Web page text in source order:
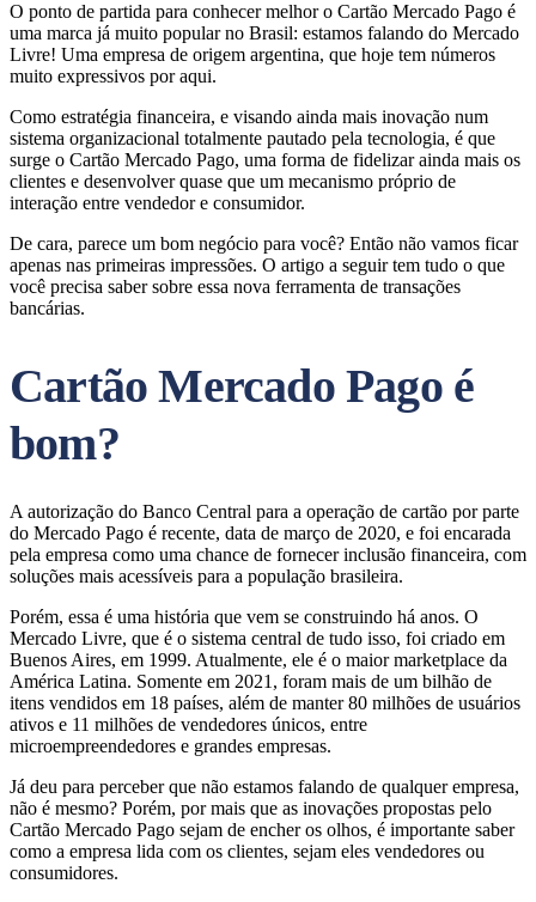
O ponto de partida para conhecer melhor o Cartão Mercado Pago é
uma marca já muito popular no Brasil: estamos falando do Mercado
Livre! Uma empresa de origem argentina, que hoje tem números
muito expressivos por aqui.
Como estratégia financeira, e visando ainda mais inovação num
sistema organizacional totalmente pautado pela tecnologia, é que
surge o Cartão Mercado Pago, uma forma de fidelizar ainda mais os
clientes e desenvolver quase que um mecanismo próprio de
interação entre vendedor e consumidor.
De cara, parece um bom negócio para você? Então não vamos ficar
apenas nas primeiras impressões. O artigo a seguir tem tudo o que
você precisa saber sobre essa nova ferramenta de transações
bancárias.
Cartão Mercado Pago é
bom?
A autorização do Banco Central para a operação de cartão por parte
do Mercado Pago é recente, data de março de 2020, e foi encarada
pela empresa como uma chance de fornecer inclusão financeira, com
soluções mais acessíveis para a população brasileira.
Porém, essa é uma história que vem se construindo há anos. O
Mercado Livre, que é o sistema central de tudo isso, foi criado em
Buenos Aires, em 1999. Atualmente, ele é o maior marketplace da
América Latina. Somente em 2021, foram mais de um bilhão de
itens vendidos em 18 países, além de manter 80 milhões de usuários
ativos e 11 milhões de vendedores únicos, entre
microempreendedores e grandes empresas.
Já deu para perceber que não estamos falando de qualquer empresa,
não é mesmo? Porém, por mais que as inovações propostas pelo
Cartão Mercado Pago sejam de encher os olhos, é importante saber
como a empresa lida com os clientes, sejam eles vendedores ou
consumidores.